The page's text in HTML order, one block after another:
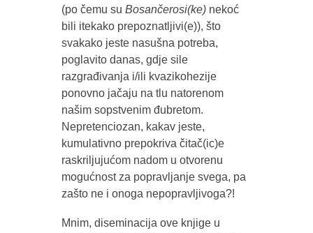
(po čemu su Bosančerosi(ke)nekoć
bili itekako prepoznatljivi(e)), što
svakako jeste nasušna potreba,
poglavito danas, gdje sile
razgrađivanja i/ili kvazikohezije
ponovno jačaju na tlu natorenom
našim sopstvenim đubretom.
Nepretenciozan, kakav jeste,
kumulativno prepokriva čitač(ic)e
raskriljujućom nadom u otvorenu
mogućnost za popravljanje svega, pa
zašto ne i onoga nepopravljivoga?!
Mnim, diseminacija ove knjige u